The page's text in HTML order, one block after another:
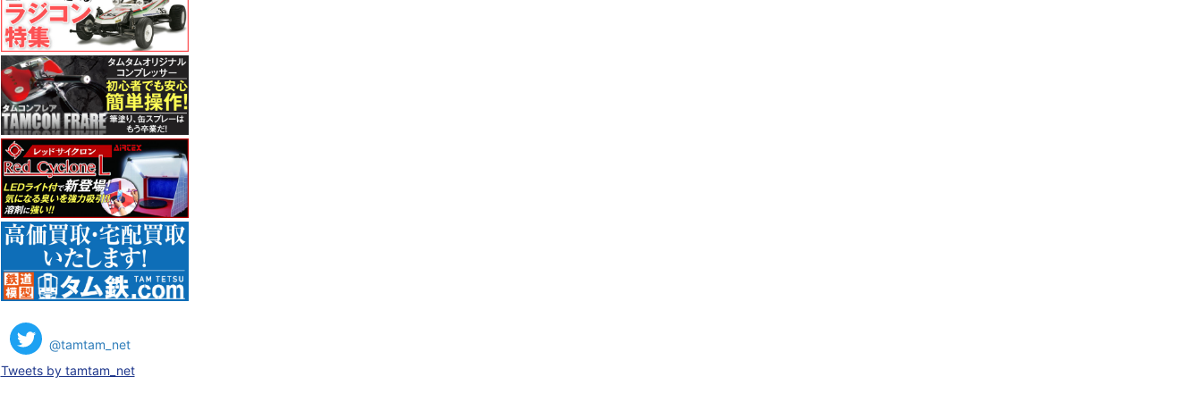
@tamtam_net
Tweets by tamtam_net